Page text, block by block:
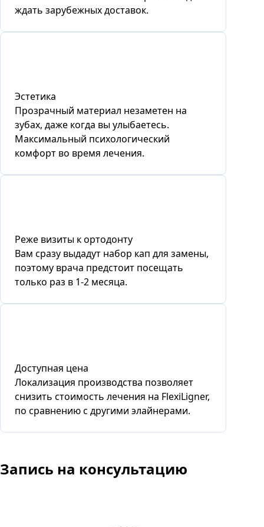
ждать зарубежных доставок.
Эстетика
Прозрачный материал незаметен на
зубах, даже когда вы улыбаетесь.
Максимальный психологический
комфорт во время лечения.
Реже визиты к ортодонту
Вам сразу выдадут набор кап для замены,
поэтому врача предстоит посещать
только раз в 1-2 месяца.
Доступная цена
Локализация производства позволяет
снизить стоимость лечения на FlexiLigner,
по сравнению с другими элайнерами.
Запись на консультацию